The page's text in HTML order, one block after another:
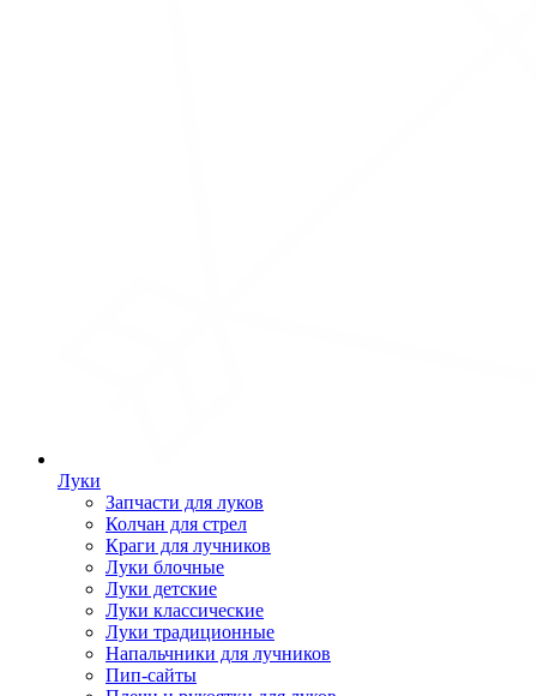
Луки
Запчасти для луков
Колчан для стрел
Краги для лучников
Луки блочные
Луки детские
Луки классические
Луки традиционные
Напальчники для лучников
Пип-сайты